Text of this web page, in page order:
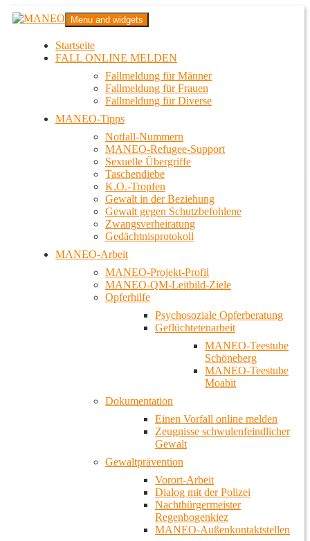
Zum
InhaltMANEO
Das schwule Anti-Gewalt-Projekt in Berlin
Menu and widgets
Startseite
FALL ONLINE MELDEN
Fallmeldung für Männer
Fallmeldung für Frauen
Fallmeldung für Diverse
MANEO-Tipps
Notfall-Nummern
MANEO-Refugee-Support
Sexuelle Übergriffe
Taschendiebe
K.O.-Tropfen
Gewalt in der Beziehung
Gewalt gegen Schutzbefohlene
Zwangsverheiratung
Gedächtnisprotokoll
MANEO-Arbeit
MANEO-Projekt-Profil
MANEO-QM-Leitbild-Ziele
Opferhilfe
Psychosoziale Opferberatung
Geflüchtetenarbeit
MANEO-Teestube
Schöneberg
MANEO-Teestube
Moabit
Dokumentation
Einen Vorfall online melden
Zeugnisse schwulenfeindlicher
Gewalt
Gewaltprävention
Vorort-Arbeit
Dialog mit der Polizei
Nachtbürgermeister
Regenbogenkiez
MANEO-Außenkontaktstellen